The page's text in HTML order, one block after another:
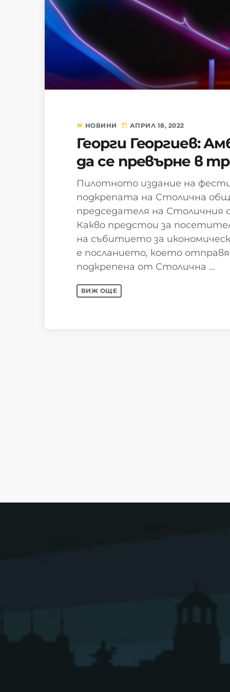
label НОВИНИ today АПРИЛ 18, 2022
Георги Георгиев:
да се превърне в
Пилотното издание на
подкрепата на Столична
председателя на Столичния
Какво предстои за
на събитието за
е посланието, което
подкрепена от Столична ...
ВИЖ ОЩЕ